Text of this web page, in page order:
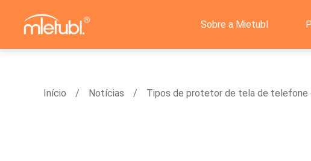
Sobre a Mietubl
Início Notícias Tipos de protetor de tela de telefone